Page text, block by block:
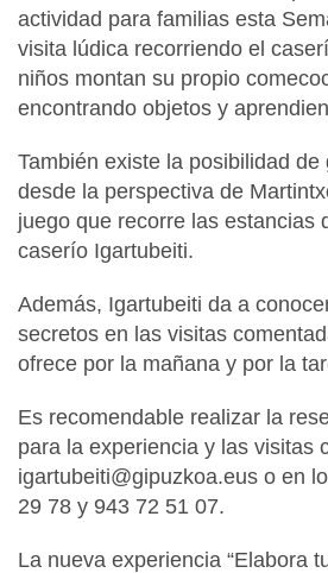
actividad para familias esta
visita lúdica recorriendo el
niños montan su propio
encontrando objetos y
También existe la posibilidad
desde la perspectiva de
juego que recorre las estancias
caserío Igartubeiti.
Además, Igartubeiti da a
secretos en las visitas
ofrece por la mañana y por la
Es recomendable realizar la
para la experiencia y las visitas
igartubeiti@gipuzkoa.eus o en
29 78 y 943 72 51 07.
La nueva experiencia “Elabora